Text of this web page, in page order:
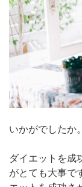
いかがでしたか。
ダイエットを成
がとても大事で